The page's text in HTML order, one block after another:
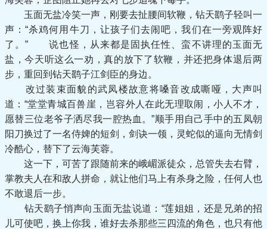
玉面无盐冷笑一声，刚要去扯腰间软鞭，钻天鹞子轻叫一
声：“杀鸡何用牛刀，让孩子们去闹吧，我们在一旁观阵好
了。” 说也怪，从来都是固执任性、蛮不讲理的玉面无
盐，今天听这么一劝，真的放下了软鞭，并还把身体退后两
步，重回到钻天鹞子江剑臣的身边。
改过装束面貌的武凤楼故意将嗓音改成嘶哑，大声叫
道：“堂堂青城百兽崖，岂容外人在此无理取闹，小人不才，
愿替三位老爷子洒尽我一腔热血。”顺手用自己手中的五凤朝
阳刀换过了一名侍婢的短剑，剑诀一领，灵蛇似的逼向无情剑
冷酷心，替下了云海芙蓉。
这一下，可苦了跟随前来的峨嵋派徒众，总管失去右臂，
掌教夫人在和敌人拼命，就让他们马上有杀身之险，任何人也
不敢退后一步。
钻天鹞子悄声向玉面无盐说道：“莲姐姐，还是兄弟的招
儿可使吧，换上你我，谁好去杀那些三四流的角色，也只有他